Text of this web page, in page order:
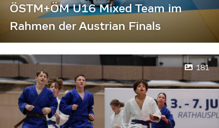
ÖSTM+ÖM U16 Mixed Team im
Rahmen der Austrian Finals
181